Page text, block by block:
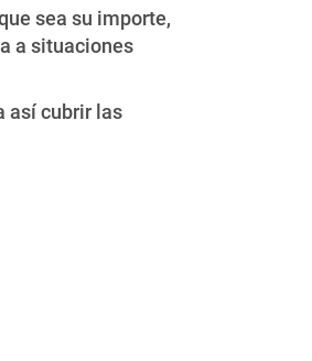
sea su importe,
a situaciones
así cubrir las